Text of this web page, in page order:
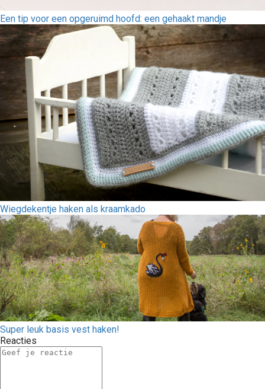
Een tip voor een opgeruimd hoofd: een gehaakt mandje
Wiegdekentje haken als kraamkado
Super leuk basis vest haken!
Reacties